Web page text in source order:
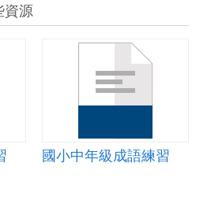
資源
國小中年級成語練習